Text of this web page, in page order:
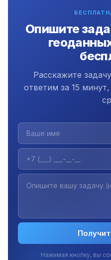
Опишите
Расскажите
ответим за 15
Нажимая кнопку, вы